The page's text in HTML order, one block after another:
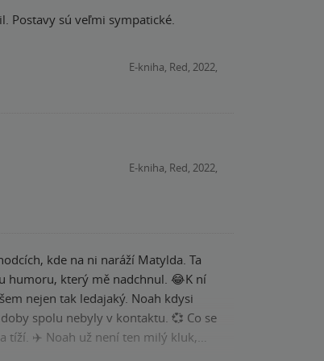
E-kniha, Red, 2022,
E-kniha, Red, 2022,
kde na ni naráží Matylda. Ta
humoru, který mě nadchnul. 😂K ní
nejen tak ledajaký. Noah kdysi
nebyly v kontaktu. 💞 Co se
tíží. ✈️ Noah už není ten milý kluk,
z něj nepříjemný a arogantní kluk,